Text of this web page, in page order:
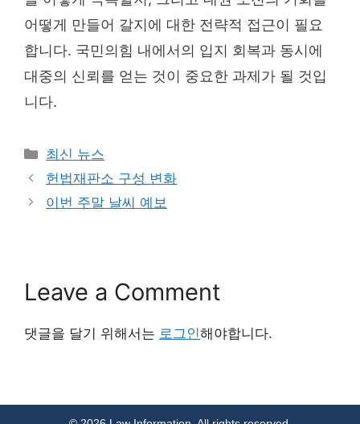
어떻게 만들어 갈지에 대한 전략적 접근이 필요
합니다. 국민의힘 내에서의 입지 회복과 동시에
대중의 신뢰를 얻는 것이 중요한 과제가 될 것입
니다.
Categories
최신 뉴스
헌법재판소 구성 변화
이번 주말 날씨 예보
Leave a Comment
댓글을 달기 위해서는 로그인해야합니다.